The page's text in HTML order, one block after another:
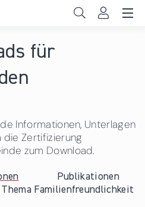
für
Informationen, Unterlagen
die Zertifizierung
zum Download.
Publikationen
Thema Familienfreundlichkeit